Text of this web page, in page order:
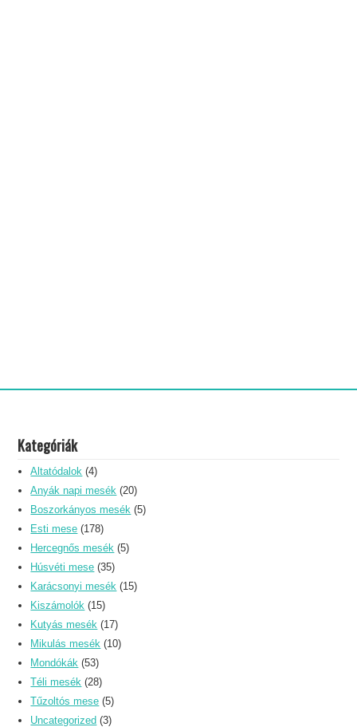
Kategóriák
Altatódalok (4)
Anyák napi mesék (20)
Boszorkányos mesék (5)
Esti mese (178)
Hercegnős mesék (5)
Húsvéti mese (35)
Karácsonyi mesék (15)
Kiszámolók (15)
Kutyás mesék (17)
Mikulás mesék (10)
Mondókák (53)
Téli mesék (28)
Tűzoltós mese (5)
Uncategorized (3)